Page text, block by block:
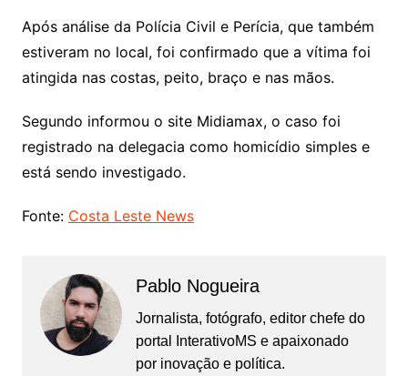
Após análise da Polícia Civil e Perícia, que também
estiveram no local, foi confirmado que a vítima foi
atingida nas costas, peito, braço e nas mãos.
Segundo informou o site Midiamax, o caso foi
registrado na delegacia como homicídio simples e
está sendo investigado.
Fonte: Costa Leste News
Pablo Nogueira
Jornalista, fotógrafo, editor chefe do
portal InterativoMS e apaixonado
por inovação e política.